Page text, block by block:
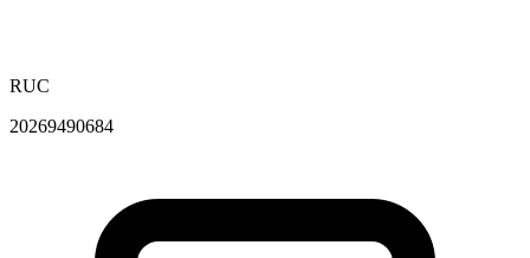
RUC
20269490684